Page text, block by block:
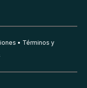
Términos y